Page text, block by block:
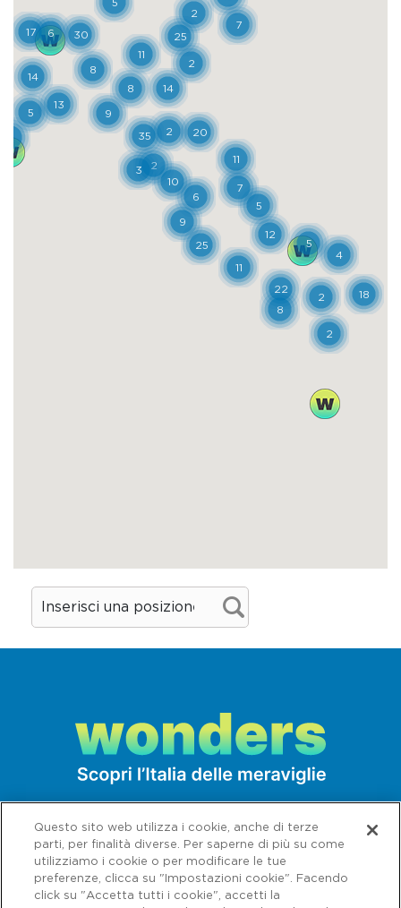
un po’ esploratori, in un viaggio dai poli
all’Equatore, attraversando zone tropicali e
subtropicali, temperate e mediterranee,
fino alle aree desertiche di Africa e Centro
America, sperimentando un’insolita lettura
del mondo attraverso la lente della
biodiversità. Gli ambienti sono inondati di
luce, di verde e di odori differenti, e
svelano, anche solo a un primo sguardo,
l’incredibile ricchezza del mondo vegetale.
In parallelo si dischiude la storia
affascinante del rapporto antichissimo tra
piante e uomo, che investe l’alimentazione
e l’edilizia, l’abbigliamento e gli utensili fino
luogo di studio e scienza riconosciuto a
Dove mangiare
ristorante@padovanino.com
padovanino.com
Questo locale, situato nel centro storico
e arredato modernamente, propone una
cucina creativa, frutto delle varie
esperienze dello chef Stefano Mocellin
Questo sito web utilizza i cookie, anche di terze
parti, per finalità diverse. Per saperne di più su come
utilizziamo i cookie o per modificare le tue
preferenze, clicca su "Impostazioni cookie". Facendo
click su "Accetta tutti i cookie", accetti la